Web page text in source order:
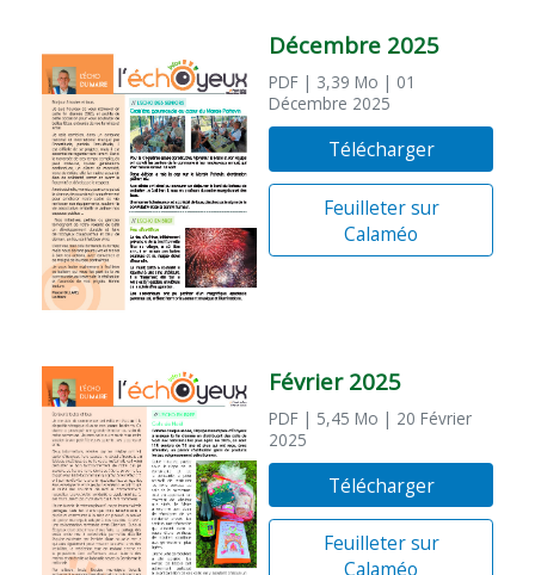
Décembre 2025
PDF | 3,39 Mo | 01
Décembre 2025
Télécharger
Feuilleter sur
Calaméo
Février 2025
PDF | 5,45 Mo | 20 Février
2025
Télécharger
Feuilleter sur
Calaméo